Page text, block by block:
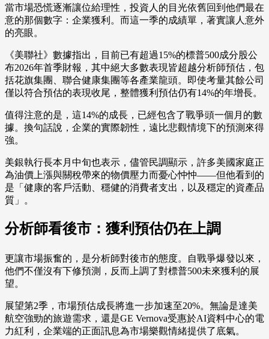
當市場恐慌逐漸讓位給理性，投資人的目光依舊回到他們最在
意的那個數字：企業獲利。而這一季的成績單，著實讓人意外
的亮眼。
《美聯社》數據指出，目前已有超過15%的標普500成分股公
布2026年首季財報，其中絕大多數表現皆超越分析師預估，包
括花旗集團、聯合健康集團等各產業龍頭。即使考量其餘公司
僅以符合預估的表現收尾，整體獲利預估仍有14%的年增長。
值得注意的是，這14%的成長，已經包含了戰爭頭一個月的數
據。換句話說，企業的實際韌性，遠比悲觀情境下的預測來得
強。
美銀執行長本月中旬也表示，儘管民調顯示，許多美國家庭正
為油價上漲與關稅帶來的物價壓力而憂心忡忡——但他看到的
是「健康的客戶活動、穩健的消費者支出，以及穩定的資產品
質」。
分析師看後市：獲利預估仍在上調
更讓市場振奮的，是分析師對後市的態度。自戰爭爆發以來，
他們不僅沒有下修預測，反而上調了對標普500未來獲利的展
望。
展望第2季，市場預估成長將進一步加速至20%。無論是達美
航空強勁的旅遊需求，還是GE Vernova受惠於AI資料中心的電
力紅利，企業端的正面訊息為市場樂觀情緒提供了底氣。